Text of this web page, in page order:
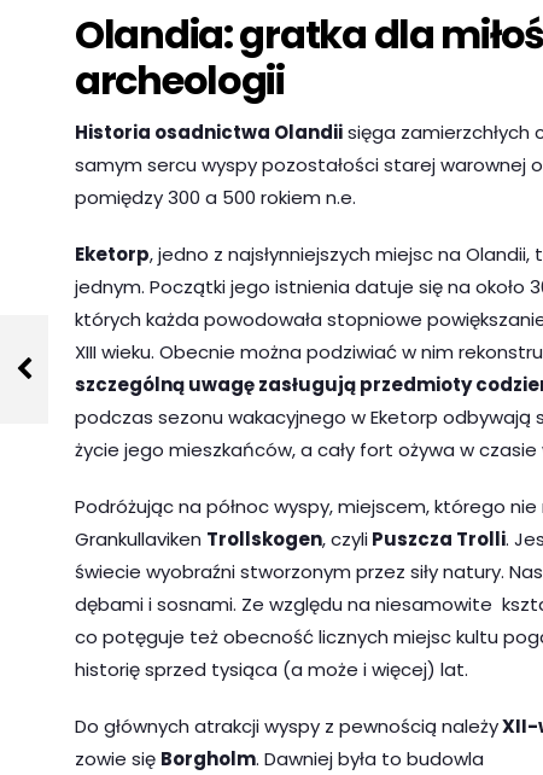
Olandia: gratka dla
archeologii
Historia osadnictwa Olandiisięga
samym sercu wyspy pozostałości starej warownej
pomiędzy 300 a 500 rokiem n.e.
Eketorp, jedno z najsłynniejszych miejsc na
jednym. Początki jego istnienia datuje się na około
których każda powodowała stopniowe
XIII wieku. Obecnie można podziwiać w nim
szczególną uwagę zasługują przedmioty
podczas sezonu wakacyjnego w Eketorp
życie jego mieszkańców, a cały fort ożywa w czasie
Podróżując na północ wyspy, miejscem, którego
Grankullaviken Trollskogen, czyliPuszcza Trolli.
świecie wyobraźni stworzonym przez siły natury.
dębami i sosnami. Ze względu na niesamowite
co potęguje też obecność licznych miejsc kultu
historię sprzed tysiąca (a może i więcej) lat.
Do głównych atrakcji wyspy z pewnością należyXII-
zowie się Borgholm. Dawniej była to budowla